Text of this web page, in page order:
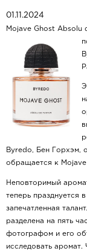
01.11.2024
Mojave Ghost Absolu
Byredo, Бен Горхэм,
обращается к Mojave
Неповторимый
теперь празднуется
запечатленная
разделена на пять
фотографом и его
исследовать